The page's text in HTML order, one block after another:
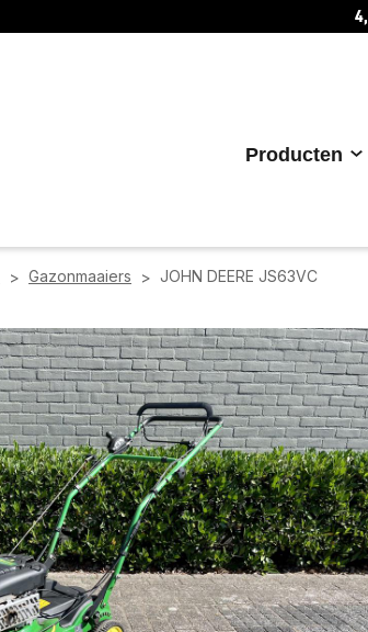
Producten
> Gazonmaaiers > JOHN DEERE JS63VC